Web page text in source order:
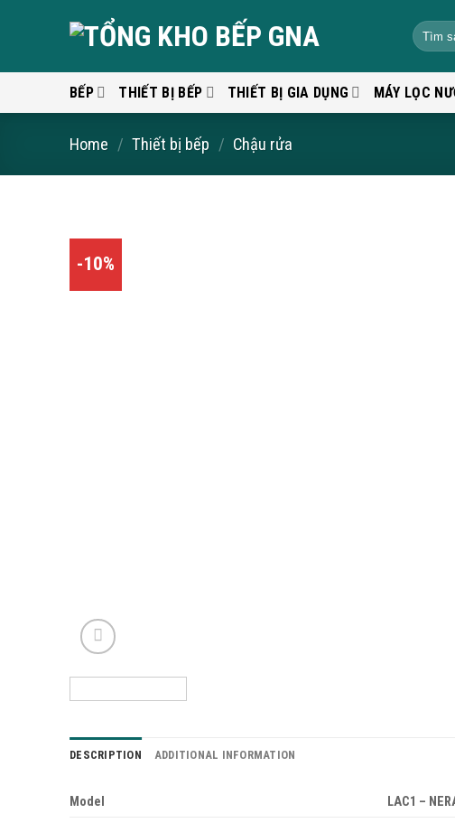
BẾP THIẾT BỊ BẾP THIẾT BỊ GIA DỤNG MÁY LỌC
Home / Thiết bị bếp / Chậu rửa
-10%
DESCRIPTION ADDITIONAL INFORMATION
Model
LAC1 –